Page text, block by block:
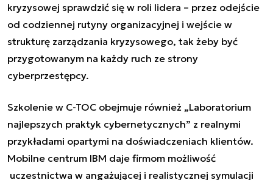
kryzysowej sprawdzić się w roli lidera – przez odejście
od codziennej rutyny organizacyjnej i wejście w
strukturę zarządzania kryzysowego, tak żeby być
przygotowanym na każdy ruch ze strony
cyberprzestępcy.
Szkolenie w C-TOC obejmuje również „Laboratorium
najlepszych praktyk cybernetycznych” z realnymi
przykładami opartymi na doświadczeniach klientów.
Mobilne centrum IBM daje firmom możliwość
uczestnictwa w angażującej i realistycznej symulacji